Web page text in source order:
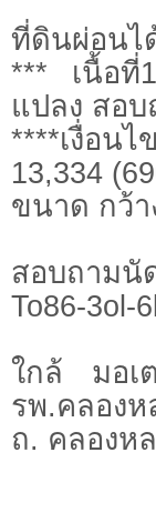
ที่ดินผ่อนไ
*** เนื้อที่
แปลง สอ
****เงื่อน
13,334
ขนาด กว้า
สอบถามนั
To86-3ol-
ใกล้ มอ
รพ.คลอง
ถ. คลองห